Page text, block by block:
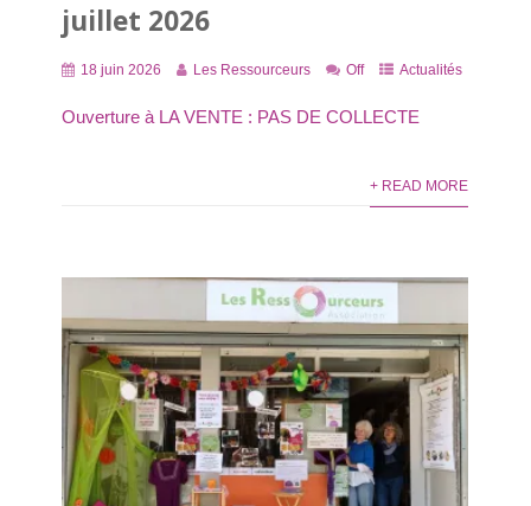
juillet 2026
18 juin 2026 Les Ressourceurs Off Actualités
Ouverture à LA VENTE : PAS DE COLLECTE
+ READ MORE